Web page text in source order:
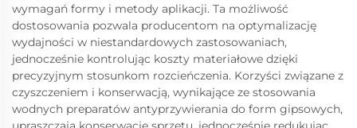
wymagań formy i metody aplikacji. Ta możliwość
dostosowania pozwala producentom na optymalizację
wydajności w niestandardowych zastosowaniach,
jednocześnie kontrolując koszty materiałowe dzięki
precyzyjnym stosunkom rozcieńczenia. Korzyści związane z
czyszczeniem i konserwacją, wynikające ze stosowania
wodnych preparatów antyprzywierania do form gipsowych,